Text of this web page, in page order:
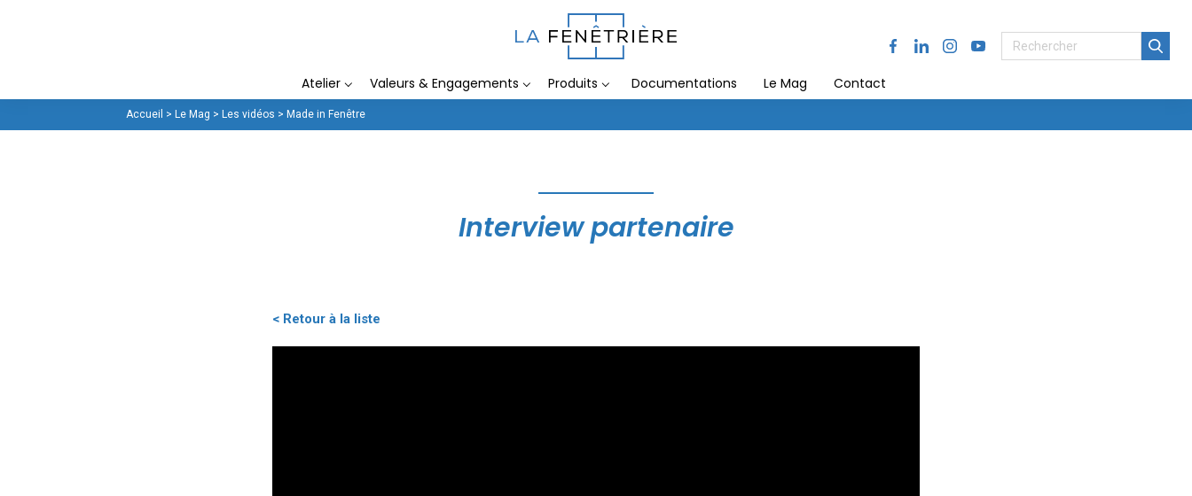
Atelier Valeurs & Engagements Produits Documentations Le Mag Contact
Facebook
LinkedInInstagram
Youtube
Accueil > Le Mag > Les vidéos > Made in Fenêtre
Interview partenaire
< Retour à la liste